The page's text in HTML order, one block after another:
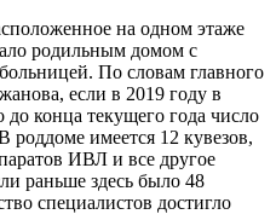
на одном этаже
родильным домом с
По словам главного
если в 2019 году в
до конца текущего года число
роддоме имеется 12 кувезов,
ИВЛ и все другое
раньше здесь было 48
специалистов достигло